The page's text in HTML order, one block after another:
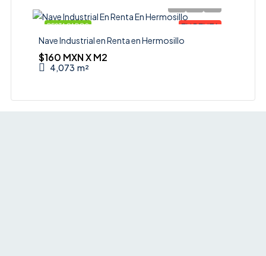
DESTACADOS
EN RENTA
Nave Industrial en Renta en Hermosillo
$160 MXN X M2
4,073 m²